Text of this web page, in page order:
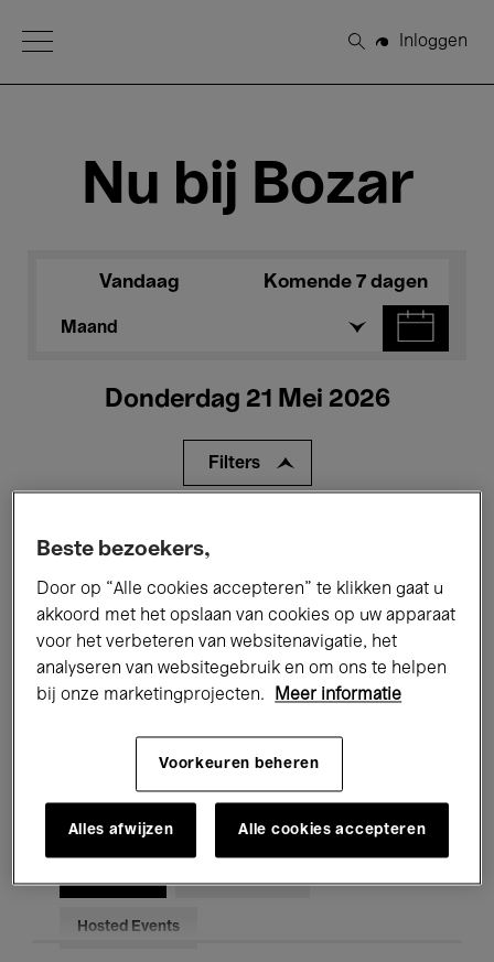
Open Menu
Zoeken
Inloggen
Nu bij Bozar
Vandaag Komende 7 dagen
Maand
Donderdag 21 Mei 2026
Filters
Tentoonstellingen Films
Performances Lezingen & Debatten
Jazz Klassieke Muziek Global Music
Elektronische Muziek
Voor iedereen Kids’ Palace
Hosted Events
Beste bezoekers,
Door op “Alle cookies accepteren” te klikken gaat u
akkoord met het opslaan van cookies op uw apparaat
voor het verbeteren van websitenavigatie, het
analyseren van websitegebruik en om ons te helpen
bij onze marketingprojecten.
Meer informatie
Voorkeuren beheren
Alles afwijzen Alle cookies accepteren